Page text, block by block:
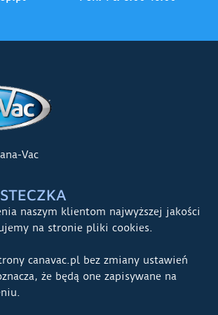
Vac
naszym klientom najwyższej jakości
na stronie pliki cookies.
canavac.pl bez zmiany ustawień
że będą one zapisywane na